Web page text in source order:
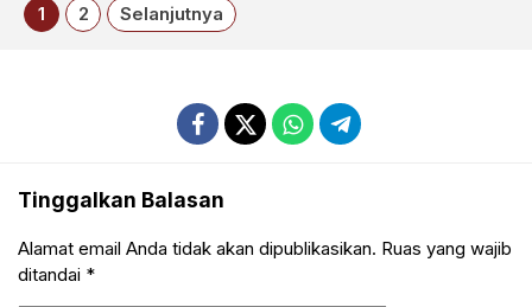
1
2 Selanjutnya
Tinggalkan Balasan
Alamat email Anda tidak akan dipublikasikan. Ruas yang wajib
ditandai *